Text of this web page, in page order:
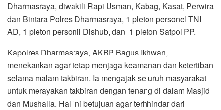
Dharmasraya, diwakili Rapi Usman, Kabag, Kasat, Perwira
dan Bintara Polres Dharmasraya, 1 pleton personel TNI
AD, 1 pleton personil Dishub, dan 1 pleton Satpol PP.
Kapolres Dharmasraya, AKBP Bagus Ikhwan,
menekankan agar tetap menjaga keamanan dan ketertiban
selama malam takbiran. Ia mengajak seluruh masyarakat
untuk merayakan takbiran dengan tenang di dalam Masjid
dan Mushalla. Hal ini betujuan agar terhhindar dari